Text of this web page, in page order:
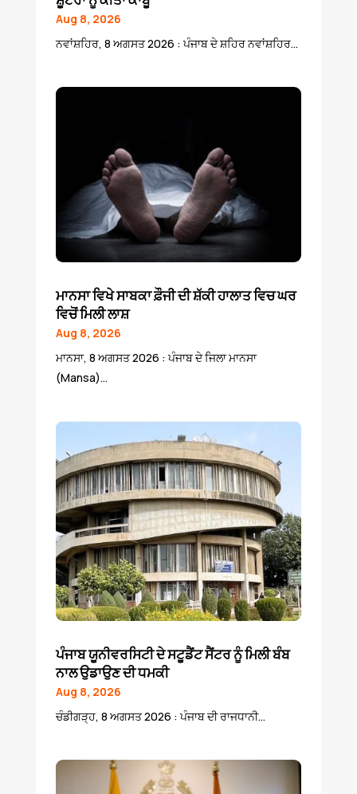
Aug 8, 2026
ਨਵਾਂਸ਼ਹਿਰ, 8 ਅਗਸਤ 2026 : ਪੰਜਾਬ ਦੇ ਸ਼ਹਿਰ ਨਵਾਂਸ਼ਹਿਰ...
ਮਾਨਸਾ ਵਿਖੇ ਸਾਬਕਾ ਫ਼ੌਜੀ ਦੀ ਸ਼ੱਕੀ ਹਾਲਾਤ ਵਿਚ ਘਰ
ਵਿਚੋਂ ਮਿਲੀ ਲਾਸ਼
Aug 8, 2026
ਮਾਨਸਾ, 8 ਅਗਸਤ 2026 : ਪੰਜਾਬ ਦੇ ਜਿਲਾ ਮਾਨਸਾ
(Mansa)...
ਪੰਜਾਬ ਯੂਨੀਵਰਸਿਟੀ ਦੇ ਸਟੂਡੈਂਟ ਸੈਂਟਰ ਨੂੰ ਮਿਲੀ ਬੰਬ
ਨਾਲ ਉਡਾਉਣ ਦੀ ਧਮਕੀ
Aug 8, 2026
ਚੰਡੀਗੜ੍ਹ, 8 ਅਗਸਤ 2026 : ਪੰਜਾਬ ਦੀ ਰਾਜਧਾਨੀ...